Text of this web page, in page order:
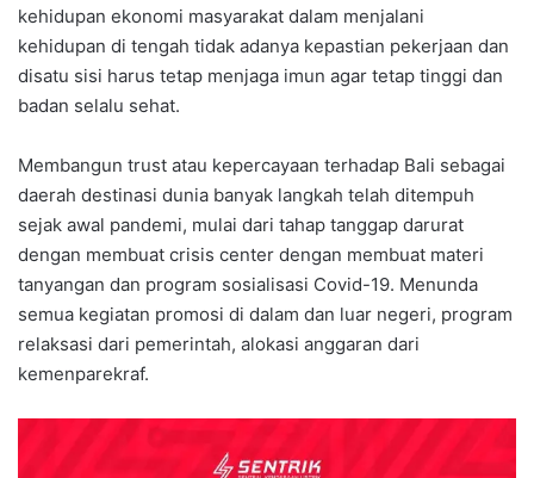
kehidupan ekonomi masyarakat dalam menjalani
kehidupan di tengah tidak adanya kepastian pekerjaan dan
disatu sisi harus tetap menjaga imun agar tetap tinggi dan
badan selalu sehat.
Membangun trust atau kepercayaan terhadap Bali sebagai
daerah destinasi dunia banyak langkah telah ditempuh
sejak awal pandemi, mulai dari tahap tanggap darurat
dengan membuat crisis center dengan membuat materi
tanyangan dan program sosialisasi Covid-19. Menunda
semua kegiatan promosi di dalam dan luar negeri, program
relaksasi dari pemerintah, alokasi anggaran dari
kemenparekraf.